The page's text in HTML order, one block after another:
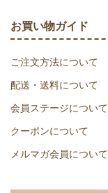
お買い物ガイド
ご注文方法について
配送・送料について
会員ステージについて
クーポンについて
メルマガ会員について